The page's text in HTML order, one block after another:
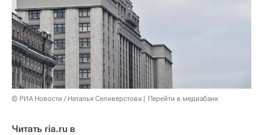
© РИА Новости / Наталья Селиверстова Перейти в медиабанк
Читать ria.ru в